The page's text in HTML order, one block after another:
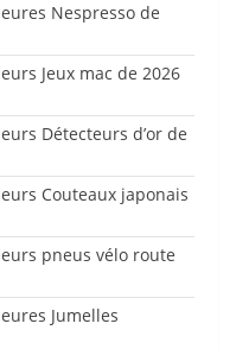
Nespresso de
Jeux mac de 2026
Détecteurs d’or de
Couteaux japonais
pneus vélo route
Jumelles